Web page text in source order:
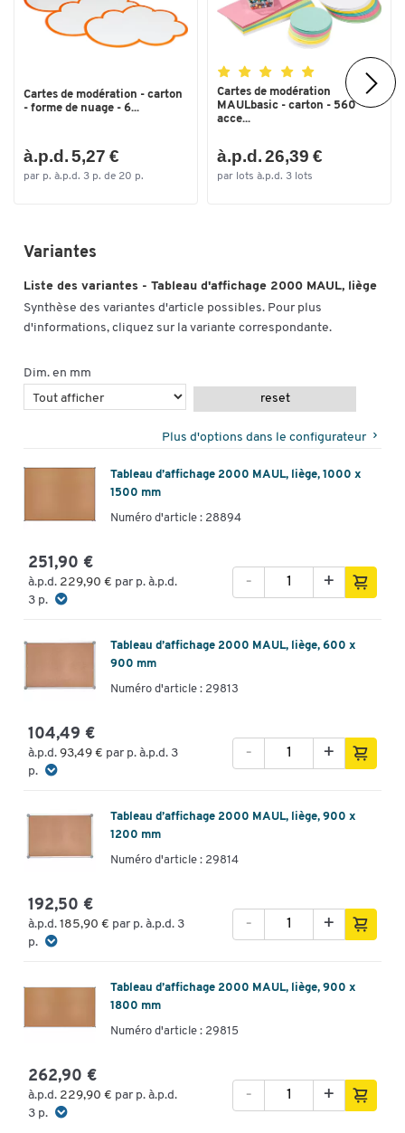
Cartes de modération - carton
- forme de nuage - 6...
à.p.d. 5,27 €
par p. à.p.d. 3 p. de 20 p.
Cartes de modération
MAULbasic - carton - 560
acce...
à.p.d. 26,39 €
par lots à.p.d. 3 lots
Variantes
Liste des variantes - Tableau d'affichage 2000 MAUL, liège
Synthèse des variantes d'article possibles. Pour plus
d'informations, cliquez sur la variante correspondante.
Dim. en mm
reset
Plus d'options dans le configurateur
Tableau d’affichage 2000 MAUL, liège, 1000 x
1500 mm
Numéro d'article : 28894
251,90 €
à.p.d. 229,90 € par p. à.p.d.
3 p.
+
-
Tableau d’affichage 2000 MAUL, liège, 600 x
900 mm
Numéro d'article : 29813
104,49 €
à.p.d. 93,49 € par p. à.p.d. 3
p.
+
-
Tableau d’affichage 2000 MAUL, liège, 900 x
1200 mm
Numéro d'article : 29814
192,50 €
à.p.d. 185,90 € par p. à.p.d. 3
p.
+
-
Tableau d’affichage 2000 MAUL, liège, 900 x
1800 mm
Numéro d'article : 29815
262,90 €
à.p.d. 229,90 € par p. à.p.d.
3 p.
+
-
Toucher deux fois pour zoomer